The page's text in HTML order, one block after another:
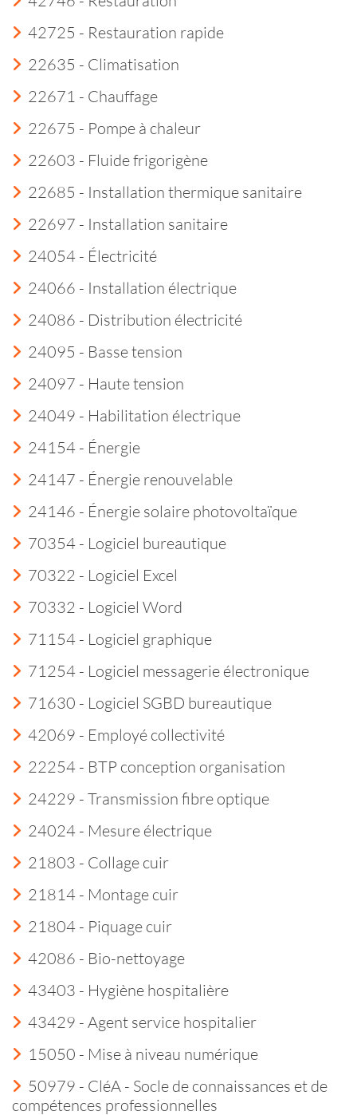
42725 - Restauration rapide
22635 - Climatisation
22671 - Chauffage
22675 - Pompe à chaleur
22603 - Fluide frigorigène
22685 - Installation thermique sanitaire
22697 - Installation sanitaire
24054 - Électricité
24066 - Installation électrique
24086 - Distribution électricité
24095 - Basse tension
24097 - Haute tension
24049 - Habilitation électrique
24154 - Énergie
24147 - Énergie renouvelable
24146 - Énergie solaire photovoltaïque
70354 - Logiciel bureautique
70322 - Logiciel Excel
70332 - Logiciel Word
71154 - Logiciel graphique
71254 - Logiciel messagerie électronique
71630 - Logiciel SGBD bureautique
42069 - Employé collectivité
22254 - BTP conception organisation
24229 - Transmission fibre optique
24024 - Mesure électrique
21803 - Collage cuir
21814 - Montage cuir
21804 - Piquage cuir
42086 - Bio-nettoyage
43403 - Hygiène hospitalière
43429 - Agent service hospitalier
15050 - Mise à niveau numérique
50979 - CléA - Socle de connaissances et de
compétences professionnelles